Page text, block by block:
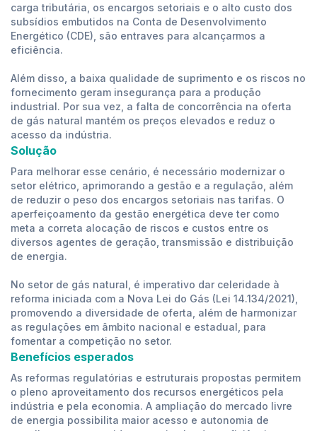
carga tributária, os encargos setoriais e o alto custo dos
subsídios embutidos na Conta de Desenvolvimento
Energético (CDE), são entraves para alcançarmos a
eficiência.
Além disso, a baixa qualidade de suprimento e os riscos no
fornecimento geram insegurança para a produção
industrial. Por sua vez, a falta de concorrência na oferta
de gás natural mantém os preços elevados e reduz o
acesso da indústria.
Solução
Para melhorar esse cenário, é necessário modernizar o
setor elétrico, aprimorando a gestão e a regulação, além
de reduzir o peso dos encargos setoriais nas tarifas. O
aperfeiçoamento da gestão energética deve ter como
meta a correta alocação de riscos e custos entre os
diversos agentes de geração, transmissão e distribuição
de energia.
No setor de gás natural, é imperativo dar celeridade à
reforma iniciada com a Nova Lei do Gás (Lei 14.134/2021),
promovendo a diversidade de oferta, além de harmonizar
as regulações em âmbito nacional e estadual, para
fomentar a competição no setor.
Benefícios esperados
As reformas regulatórias e estruturais propostas permitem
o pleno aproveitamento dos recursos energéticos pela
indústria e pela economia. A ampliação do mercado livre
de energia possibilita maior acesso e autonomia de